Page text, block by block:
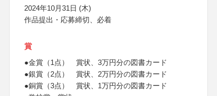
2024年10月31日 (木)
作品提出・応募締切、必着
賞
●金賞（1点） 賞状、3万円分の図書カード
●銀賞（2点） 賞状、2万円分の図書カード
●銅賞（3点） 賞状、1万円分の図書カード